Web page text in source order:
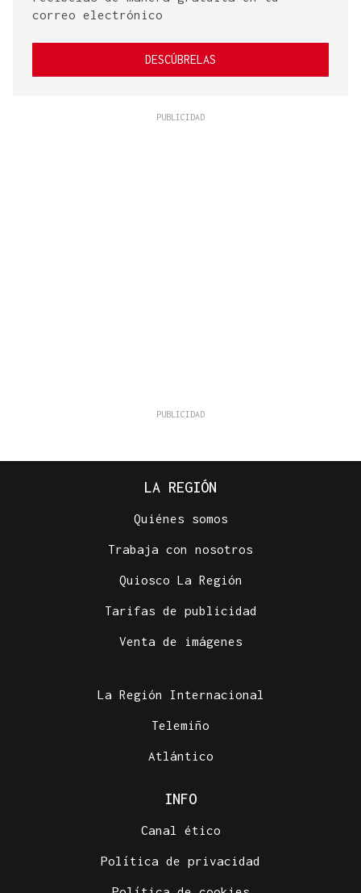
correo electrónico
DESCÚBRELAS
LA REGIÓN
Quiénes somos
Trabaja con nosotros
Quiosco La Región
Tarifas de publicidad
Venta de imágenes
La Región Internacional
Telemiño
Atlántico
INFO
Canal ético
Política de privacidad